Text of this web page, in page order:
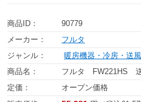
商品ID：
90779
メーカー：
フルタ
ジャンル：
暖房機器・冷房・送風
商品名：
フルタ FW221HS
定価：
オープン価格